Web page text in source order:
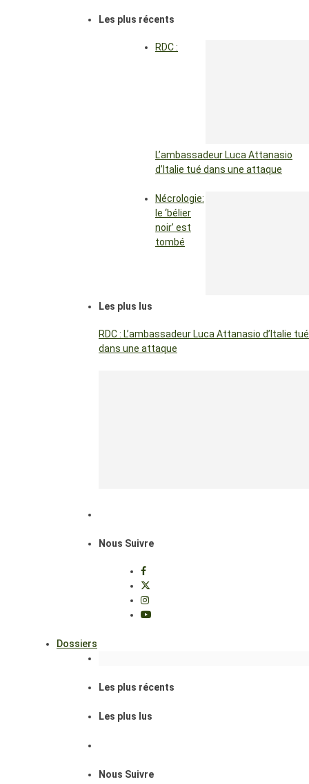
Les plus récents
RDC :
L’ambassadeur Luca Attanasio
d’Italie tué dans une attaque
Nécrologie:
le ‘bélier
noir’ est
tombé
Les plus lus
RDC : L’ambassadeur Luca Attanasio d’Italie tué
dans une attaque
Nous Suivre
Dossiers
Les plus récents
Les plus lus
Nous Suivre